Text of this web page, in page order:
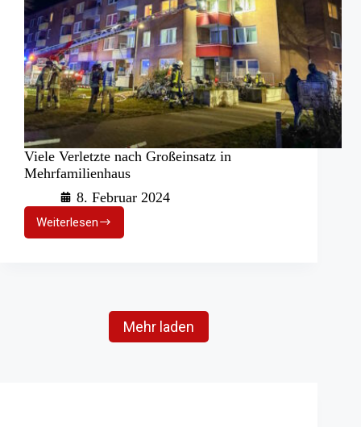
Viele Verletzte nach Großeinsatz in
Mehrfamilienhaus
8. Februar 2024
Weiterlesen
Viele
Verletzte
Mehr laden